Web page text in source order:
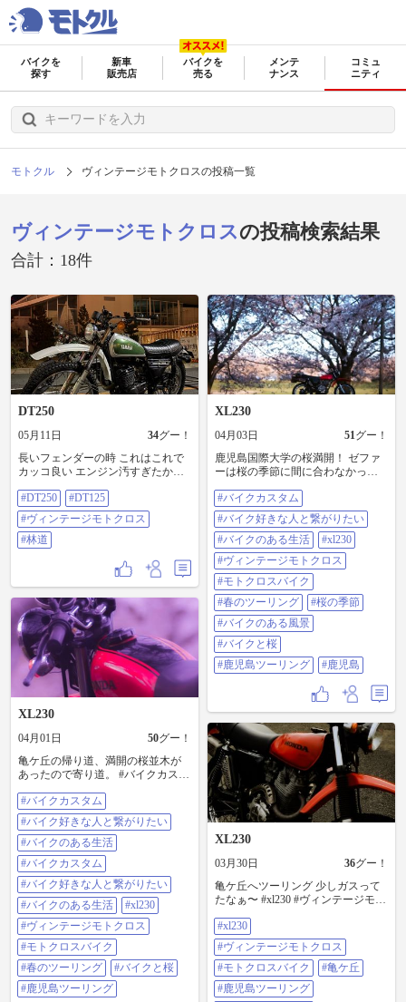
バイクを
探す
新車
販売店
バイクを
売る
メンテ
ナンス
コミュ
ニティ
モトクル ヴィンテージモトクロスの投稿一覧
ヴィンテージモトクロスの投稿検索結果
合計：18件
DT250
05月11日 34グー！
長いフェンダーの時 これはこれで
カッコ良い エンジン汚すぎたから
きたい！ 神奈川で林道案内してく
れる方いませんか…？ #DT250
#DT125 #ヴィンテージモトクロス #
林道
#DT250
#DT125
#ヴィンテージモトクロス
#林道
XL230
04月03日 51グー！
鹿児島国際大学の桜満開！ ゼファ
ーは桜の季節に間に合わなかった
好きな人と繋がりたい #バイクのあ
る生活 #xl230 #ヴィンテージモトク
ロス #モトクロスバイク #春のツー
リング #桜の季節 #バイクのある風
景 #バイクと桜 #鹿児島ツーリング
#鹿児島
#バイクカスタム
#バイク好きな人と繋がりたい
#バイクのある生活
#xl230
#ヴィンテージモトクロス
#モトクロスバイク
#春のツーリング
#桜の季節
#バイクのある風景
#バイクと桜
#鹿児島ツーリング
#鹿児島
XL230
04月01日 50グー！
亀ケ丘の帰り道、満開の桜並木が
あったので寄り道。 #バイクカスタ
バイクのある生活 #バイクカスタム
#バイク好きな人と繋がりたい #バ
イクのある生活 #xl230 #ヴィンテー
ジモトクロス #モトクロスバイク #
春のツーリング #バイクと桜 #鹿児
島ツーリング
#バイクカスタム
#バイク好きな人と繋がりたい
#バイクのある生活
#バイクカスタム
#バイク好きな人と繋がりたい
#バイクのある生活
#xl230
#ヴィンテージモトクロス
#モトクロスバイク
#春のツーリング
#バイクと桜
#鹿児島ツーリング
XL230
03月30日 36グー！
亀ケ丘へツーリング 少しガスって
たなぁ〜 #xl230 #ヴィンテージモト
#鹿児島ツーリング #バイクのある
風景
#xl230
#ヴィンテージモトクロス
#モトクロスバイク
#亀ケ丘
#鹿児島ツーリング